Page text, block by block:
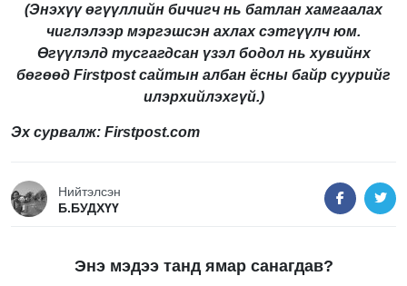
(Энэхүү өгүүллийн бичигч нь батлан хамгаалах
чиглэлээр мэргэшсэн ахлах сэтгүүлч юм.
Өгүүлэлд тусгагдсан үзэл бодол нь хувийнх
бөгөөд Firstpost сайтын албан ёсны байр суурийг
илэрхийлэхгүй.)
Эх сурвалж: Firstpost.com
Нийтэлсэн
Б.БУДХҮҮ
Энэ мэдээ танд ямар санагдав?